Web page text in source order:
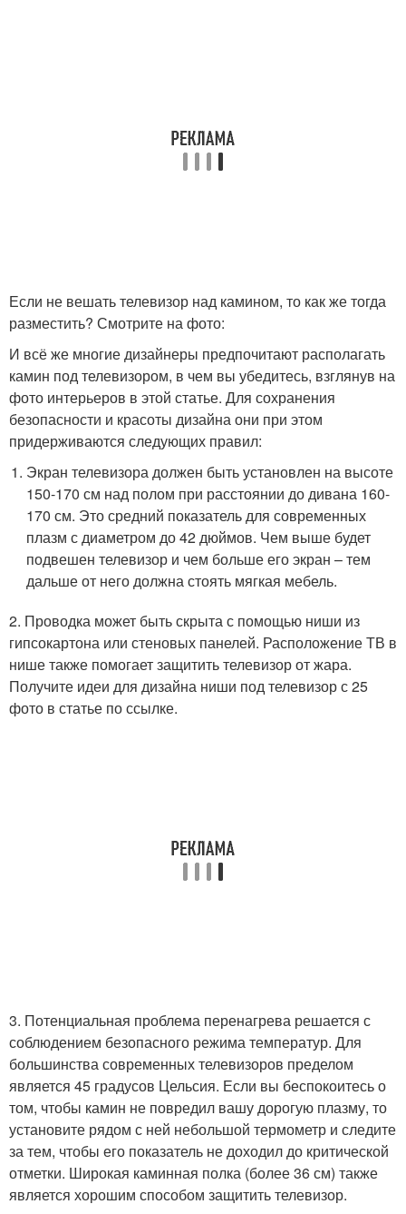
Если не вешать телевизор над камином, то как же тогда
разместить? Смотрите на фото:
И всё же многие дизайнеры предпочитают располагать
камин под телевизором, в чем вы убедитесь, взглянув на
фото интерьеров в этой статье. Для сохранения
безопасности и красоты дизайна они при этом
придерживаются следующих правил:
Экран телевизора должен быть установлен на высоте
150-170 см над полом при расстоянии до дивана 160-
170 см. Это средний показатель для современных
плазм с диаметром до 42 дюймов. Чем выше будет
подвешен телевизор и чем больше его экран – тем
дальше от него должна стоять мягкая мебель.
2. Проводка может быть скрыта с помощью ниши из
гипсокартона или стеновых панелей. Расположение ТВ в
нише также помогает защитить телевизор от жара.
Получите идеи для дизайна ниши под телевизор с 25
фото в статье по ссылке.
3. Потенциальная проблема перенагрева решается с
соблюдением безопасного режима температур. Для
большинства современных телевизоров пределом
является 45 градусов Цельсия. Если вы беспокоитесь о
том, чтобы камин не повредил вашу дорогую плазму, то
установите рядом с ней небольшой термометр и следите
за тем, чтобы его показатель не доходил до критической
отметки. Широкая каминная полка (более 36 см) также
является хорошим способом защитить телевизор.